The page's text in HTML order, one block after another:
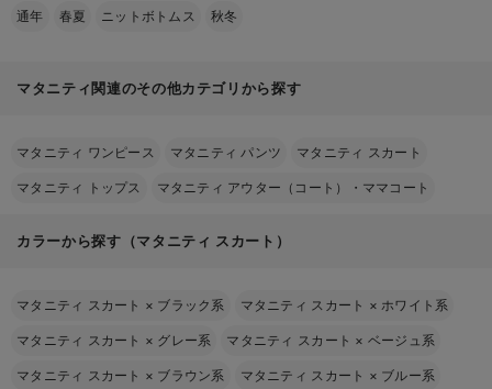
通年 春夏 ニットボトムス 秋冬
マタニティ関連のその他カテゴリから探す
マタニティ ワンピース マタニティ パンツ マタニティ スカート
マタニティ トップス マタニティ アウター（コート）・ママコート
カラーから探す（マタニティ スカート）
マタニティ スカート × ブラック系 マタニティ スカート × ホワイト系
マタニティ スカート × グレー系 マタニティ スカート × ベージュ系
マタニティ スカート × ブラウン系 マタニティ スカート × ブルー系